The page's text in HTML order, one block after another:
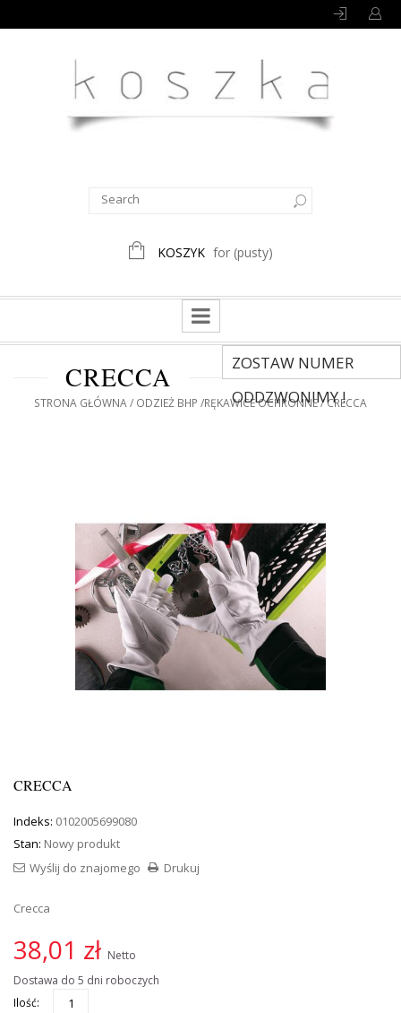
KOSZYK for (pusty)
ZOSTAW NUMER
ODDZWONIMY !
CRECCA
STRONA GŁÓWNA ODZIEŻ BHP RĘKAWICE OCHRONNE CRECCA
CRECCA
Indeks: 0102005699080
Stan: Nowy produkt
Drukuj
Wyślij do znajomego
Crecca
38,01 zł Netto
Dostawa do 5 dni roboczych
Ilość: